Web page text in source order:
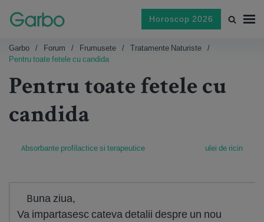
Horoscop 2026
Garbo Forum Frumusete
Tratamente Naturiste
Pentru toate fetele cu candida
Pentru toate fetele cu
candida
Absorbante profilactice si terapeutice ulei de ricin
Buna ziua,
Va impartasesc cateva detalii despre un nou